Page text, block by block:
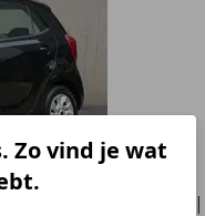
Zo vind je wat
| Airco | Bluetooth |